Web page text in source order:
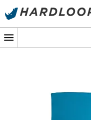
Sommerangebote🔥